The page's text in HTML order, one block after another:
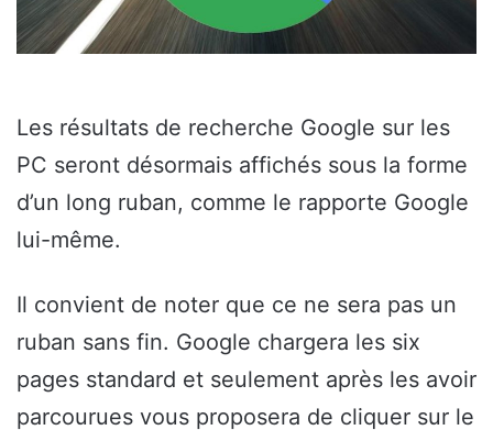
Les résultats de recherche Google sur les
PC seront désormais affichés sous la forme
d’un long ruban, comme le rapporte Google
lui-même.
Il convient de noter que ce ne sera pas un
ruban sans fin. Google chargera les six
pages standard et seulement après les avoir
parcourues vous proposera de cliquer sur le